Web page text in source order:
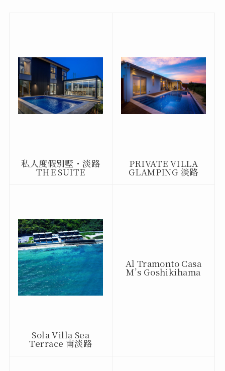
私人度假別墅・淡路
THE SUITE
PRIVATE VILLA
GLAMPING 淡路
Sola Villa Sea
Terrace 南淡路